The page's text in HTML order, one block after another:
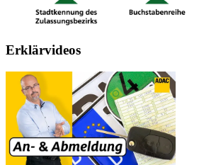
Erklärvideos